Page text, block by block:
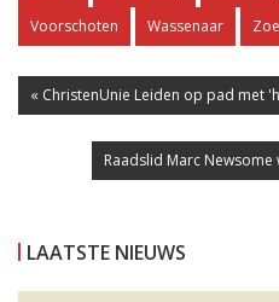
Voorschoten
Wassenaar
« ChristenUnie Leiden op pad met
Raadslid Marc
LAATSTE NIEUWS